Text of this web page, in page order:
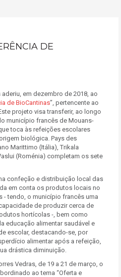
DE
em dezembro de 2018, ao
de BioCantinas”, pertencente ao
projeto visa transferir, ao longo
município francês de Mouans-
toca às refeições escolares
biológica. Pays des
Marittimo (Itália), Trikala
(Roménia) completam os sete
confeção e distribuição local das
em conta os produtos locais no
tendo, o município francês uma
de produzir cerca de
hortícolas -, bem como
educação alimentar saudável e
escolar, destacando-se, por
alimentar após a refeição,
drástica diminuição.
Vedras, de 19 a 21 de março, o
ao tema “Oferta e